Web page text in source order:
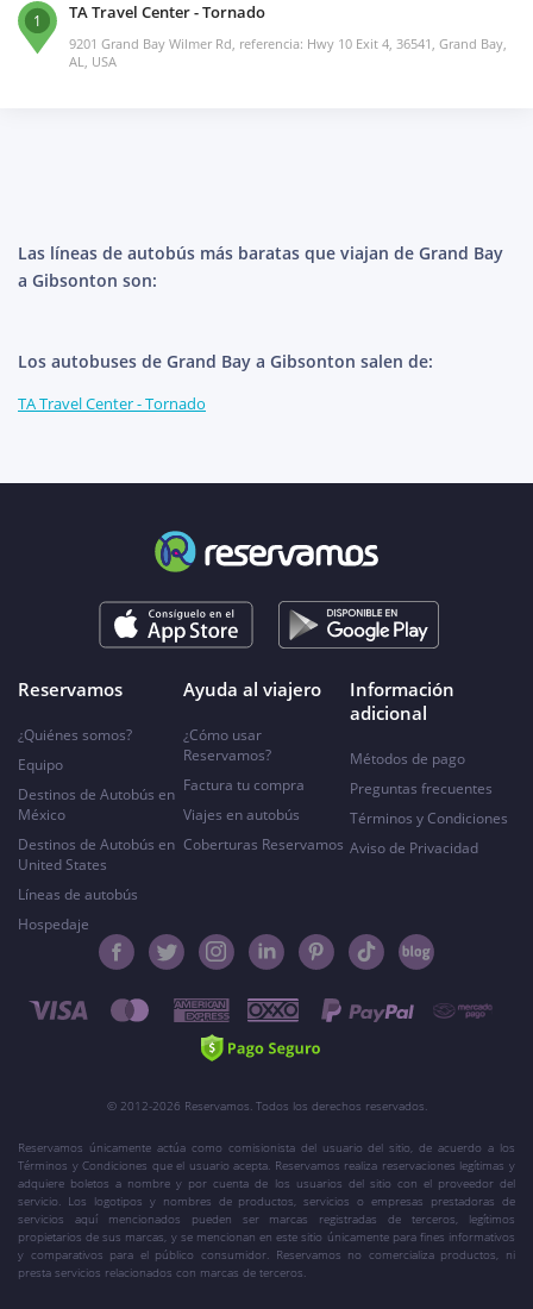
1 TA Travel Center - Tornado
9201 Grand Bay Wilmer Rd, referencia: Hwy 10 Exit 4, 36541, Grand Bay,
AL, USA
Las líneas de autobús más baratas que viajan de Grand Bay
a Gibsonton son:
Los autobuses de Grand Bay a Gibsonton salen de:
TA Travel Center - Tornado
Reservamos
¿Quiénes somos?
Equipo
Destinos de Autobús en
México
Destinos de Autobús en
United States
Líneas de autobús
Hospedaje
Ayuda al viajero
¿Cómo usar
Reservamos?
Factura tu compra
Viajes en autobús
Coberturas Reservamos
Información
adicional
Métodos de pago
Preguntas frecuentes
Términos y Condiciones
Aviso de Privacidad
© 2012-2026 Reservamos. Todos los derechos reservados.
Reservamos únicamente actúa como comisionista del usuario del sitio, de acuerdo a los
Términos y Condiciones que el usuario acepta. Reservamos realiza reservaciones legítimas y
adquiere boletos a nombre y por cuenta de los usuarios del sitio con el proveedor del
servicio. Los logotipos y nombres de productos, servicios o empresas prestadoras de
servicios aquí mencionados pueden ser marcas registradas de terceros, legítimos
propietarios de sus marcas, y se mencionan en este sitio únicamente para fines informativos
y comparativos para el público consumidor. Reservamos no comercializa productos, ni
presta servicios relacionados con marcas de terceros.